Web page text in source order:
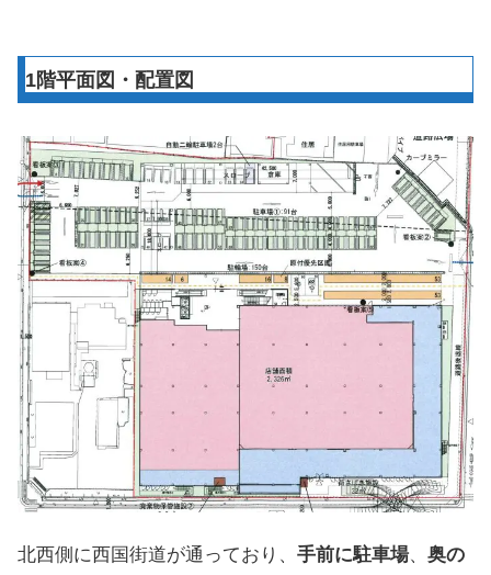
1階平面図・配置図
北西側に西国街道が通っており、 手前に駐車場、 奥の